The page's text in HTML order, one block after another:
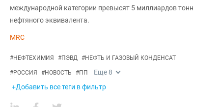
международной категории превысят 5 миллиардов тонн
нефтяного эквивалента.
MRC
#НЕФТЕХИМИЯ #ПЭВД #НЕФТЬ И ГАЗОВЫЙ КОНДЕНСАТ
#РОССИЯ #НОВОСТЬ #ПП Еще 8
+Добавить все теги в фильтр